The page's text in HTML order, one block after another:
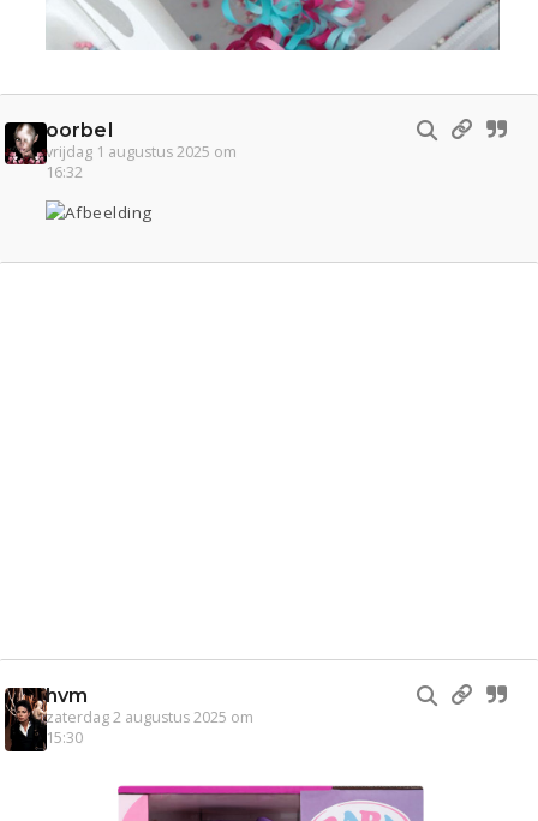
oorbel
vrijdag 1 augustus 2025 om
16:32
hvm
zaterdag 2 augustus 2025 om
15:30